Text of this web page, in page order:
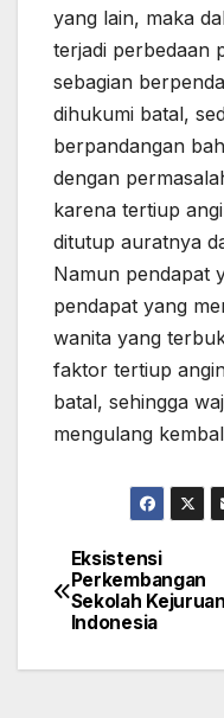
yang lain, maka
terjadi perbedaan
sebagian
dihukumi batal,
berpandangan
dengan
karena tertiup
ditutup auratnya
Namun pendapat
pendapat yang
wanita yang
faktor tertiup
batal, sehingga
mengulang
Navigasi
pos
Eksistensi
Perkembangan
Sekolah
Indonesia